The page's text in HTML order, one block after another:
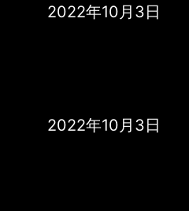
2022年10月3日
2022年10月3日